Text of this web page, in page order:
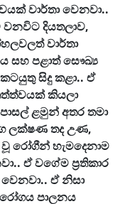
වාර්තා වෙනවා..
දියතලාව,
වාර්තා
සහ පළාත් සෞඛ්‍ය
සිදු කළා.. ඒ
කියලා
ළමුන් අතර තමා
ලක්ෂණ තද උණ,
රෝගීන් හැමදෙනාම
ඒ වගේම ප්‍රතිකාර
ඒ නිසා
පාලනය